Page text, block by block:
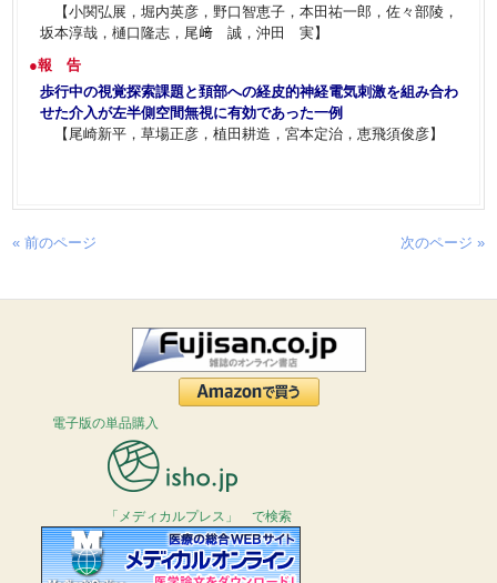
【小関弘展，堀内英彦，野口智恵子，本田祐一郎，佐々部陵，
坂本淳哉，樋口隆志，尾﨑 誠，沖田 実】
●報 告
歩行中の視覚探索課題と頚部への経皮的神経電気刺激を組み合わ
せた介入が左半側空間無視に有効であった一例
【尾崎新平，草場正彦，植田耕造，宮本定治，恵飛須俊彦】
« 前のページ 次のページ »
電子版の単品購入
「メディカルプレス」 で検索